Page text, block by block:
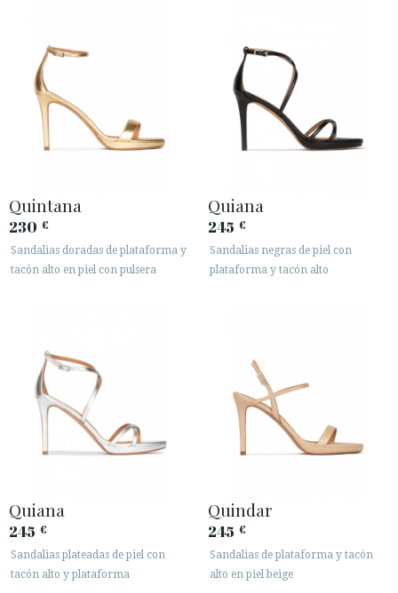
Quintana
230 €
Sandalias doradas de plataforma y
tacón alto en piel con pulsera
Quiana
245 €
Sandalias negras de piel con
plataforma y tacón alto
Quiana
245 €
Sandalias plateadas de piel con
tacón alto y plataforma
Quindar
245 €
Sandalias de plataforma y tacón
alto en piel beige